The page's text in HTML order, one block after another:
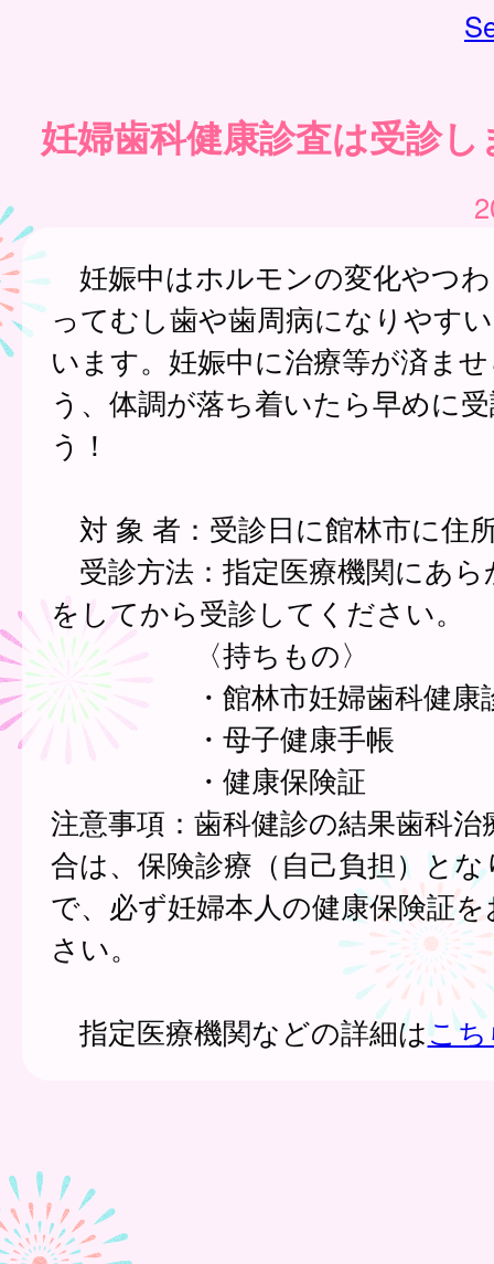
妊婦歯科健康診査は受診
妊娠中はホルモンの変化やつ
ってむし歯や歯周病になりやす
います。妊娠中に治療等が済ま
う、体調が落ち着いたら早めに
う！
対 象 者：受診日に館林市に住
受診方法：指定医療機関にあら
をしてから受診してください。
〈持ちもの〉
・館林市妊婦歯科健康診
・母子健康手帳
・健康保険証
注意事項：歯科健診の結果歯科治
合は、保険診療（自己負担）と
で、必ず妊婦本人の健康保険証
さい。
指定医療機関などの詳細はこ